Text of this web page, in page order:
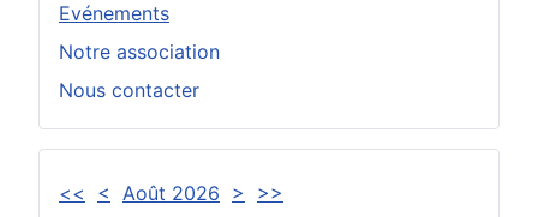
Evénements
Notre association
Nous contacter
<< < Août 2026 >
>>